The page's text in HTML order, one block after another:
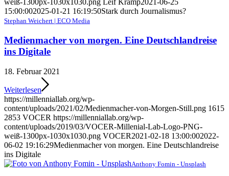
weiß-1300px-1030x1030.png Leif Kramp2021-06-25
15:00:002025-01-21 16:19:50Stark durch Journalismus?
Stephan Weichert | ECO Media
Medienmacher von morgen. Eine Deutschlandreise
ins Digitale
18. Februar 2021
Weiterlesen
https://millenniallab.org/wp-
content/uploads/2021/02/Medienmacher-von-Morgen-Still.png 1615
2853 VOCER https://millenniallab.org/wp-
content/uploads/2019/03/VOCER-Millenial-Lab-Logo-PNG-
weiß-1300px-1030x1030.png VOCER2021-02-18 13:00:002022-
06-02 19:16:29Medienmacher von morgen. Eine Deutschlandreise
ins Digitale
Anthony Fomin - Unsplash